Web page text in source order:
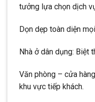
tưởng lựa chọn dịch
Dọn dẹp toàn diện
Nhà ở dân dụng: Biệt
Văn phòng – cửa
khu vực tiếp khách.